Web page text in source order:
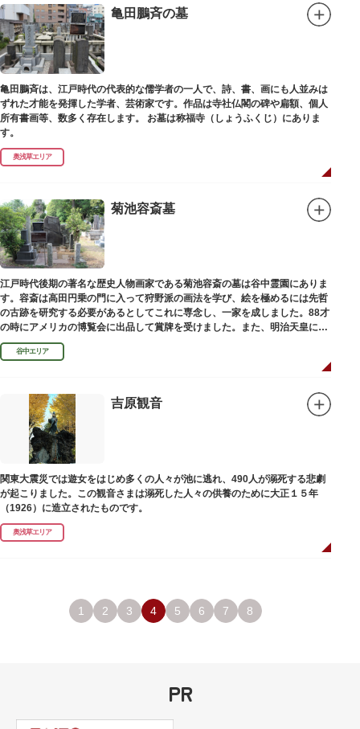
亀田鵬斉の墓
亀田鵬斉は、江戸時代の代表的な儒学者の一人で、詩、書、画にも人並みは
ずれた才能を発揮した学者、芸術家です。作品は寺社仏閣の碑や扁額、個人
所有書画等、数多く存在します。 お墓は称福寺（しょうふくじ）にありま
す。
奥浅草エリア
菊池容斎墓
江戸時代後期の著名な歴史人物画家である菊池容斎の墓は谷中霊園にありま
す。容斎は高田円乗の門に入って狩野派の画法を学び、絵を極めるには先哲
の古跡を研究する必要があるとしてこれに専念し、一家を成しました。88才
の時にアメリカの博覧会に出品して賞牌を受けました。また、明治天皇に
「日本画史」の称を賜りました。
谷中エリア
吉原観音
関東大震災では遊女をはじめ多くの人々が池に逃れ、490人が溺死する悲劇
が起こりました。この観音さまは溺死した人々の供養のために大正１５年
（1926）に造立されたものです。
奥浅草エリア
1 2 3 4 5 6 7 8
PR